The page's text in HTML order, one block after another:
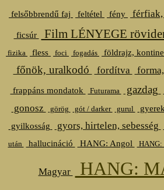
felsőbbrendű faj feltétel fény
ficsúr Film LÉNYEGE
fizika
fless foci fogadás földrajz,
főnök, uralkodó fordítva
frappáns mondatok Futurama gazdag
gonosz görög gót / darker gurul
gyilkosság gyors, hirtelen, sebesség
után
hallucináció HANG: Angol HANG:
Magyar
HANG: